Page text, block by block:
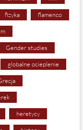
fizyka flamenco
Gender studies
globalne ocieplenie
heretycy